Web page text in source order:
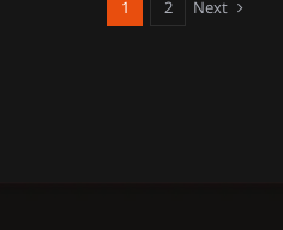
1 2 Next